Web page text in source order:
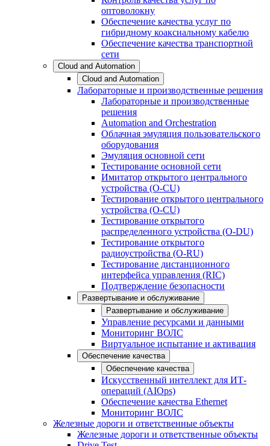
оптоволокну
Обеспечение качества услуг по
гибридному коаксиальному кабелю
Обеспечение качества транспортной
сети
Cloud and Automation
Cloud and Automation
Лабораторные и производственные решения
Лабораторные и производственные
решения
Automation and Orchestration
Облачная эмуляция пользовательского
оборудования
Эмуляция основной сети
Тестирование основной сети
Имитатор открытого центрального
устройства (O-CU)
Тестирование открытого центрального
устройства (O-CU)
Тестирование открытого
распределенного устройства (O-DU)
Тестирование открытого
радиоустройства (O-RU)
Тестирование дистанционного
интерфейса управления (RIC)
Подтверждение безопасности
Развертывание и обслуживание
Развертывание и обслуживание
Управление ресурсами и данными
Мониторинг ВОЛС
Виртуальное испытание и активация
Обеспечение качества
Обеспечение качества
Искусственный интеллект для ИТ-
операций (AIOps)
Обеспечение качества Ethernet
Мониторинг ВОЛС
Железные дороги и ответственные объекты
Железные дороги и ответственные объекты